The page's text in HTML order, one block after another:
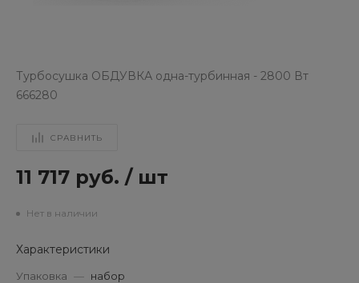
Турбосушка ОБДУВКА одна-турбинная - 2800 Вт
666280
СРАВНИТЬ
11 717 руб. / шт
Нет в наличии
Характеристики
Упаковка — набор